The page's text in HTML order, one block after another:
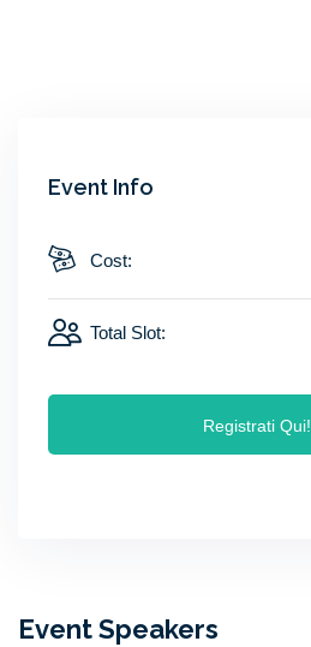
Event Info
Cost:
Total Slot:
Registrati Qui!
Event Speakers